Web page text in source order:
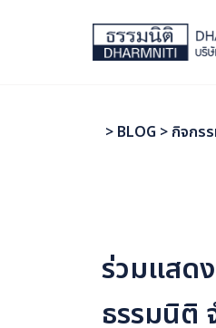
> BLOG > กิจกร
ร่วมแสด
ธรรมนิติ